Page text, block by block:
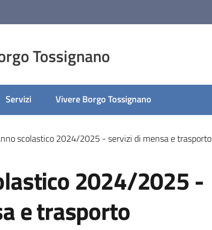
Tossignano
Servizi Vivere Borgo Tossignano
scolastico 2024/2025 - servizi di mensa e trasporto
2024/2025 -
e trasporto